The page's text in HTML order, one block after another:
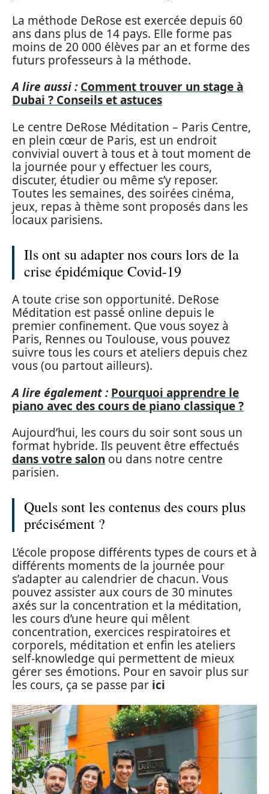
La méthode DeRose est exercée depuis 60
ans dans plus de 14 pays. Elle forme pas
moins de 20 000 élèves par an et forme des
futurs professeurs à la méthode.
A lire aussi : Comment trouver un stage à
Dubai ? Conseils et astuces
Le centre DeRose Méditation – Paris Centre,
en plein cœur de Paris, est un endroit
convivial ouvert à tous et à tout moment de
la journée pour y effectuer les cours,
discuter, étudier ou même s’y reposer.
Toutes les semaines, des soirées cinéma,
jeux, repas à thème sont proposés dans les
locaux parisiens.
Ils ont su adapter nos cours lors de la
crise épidémique Covid-19
A toute crise son opportunité. DeRose
Méditation est passé online depuis le
premier confinement. Que vous soyez à
Paris, Rennes ou Toulouse, vous pouvez
suivre tous les cours et ateliers depuis chez
vous (ou partout ailleurs).
A lire également : Pourquoi apprendre le
piano avec des cours de piano classique ?
Aujourd’hui, les cours du soir sont sous un
format hybride. Ils peuvent être effectués
dans votre salon ou dans notre centre
parisien.
Quels sont les contenus des cours plus
précisément ?
L’école propose différents types de cours et à
différents moments de la journée pour
s’adapter au calendrier de chacun. Vous
pouvez assister aux cours de 30 minutes
axés sur la concentration et la méditation,
les cours d’une heure qui mêlent
concentration, exercices respiratoires et
corporels, méditation et enfin les ateliers
self-knowledge qui permettent de mieux
gérer ses émotions. Pour en savoir plus sur
les cours, ça se passe par ici